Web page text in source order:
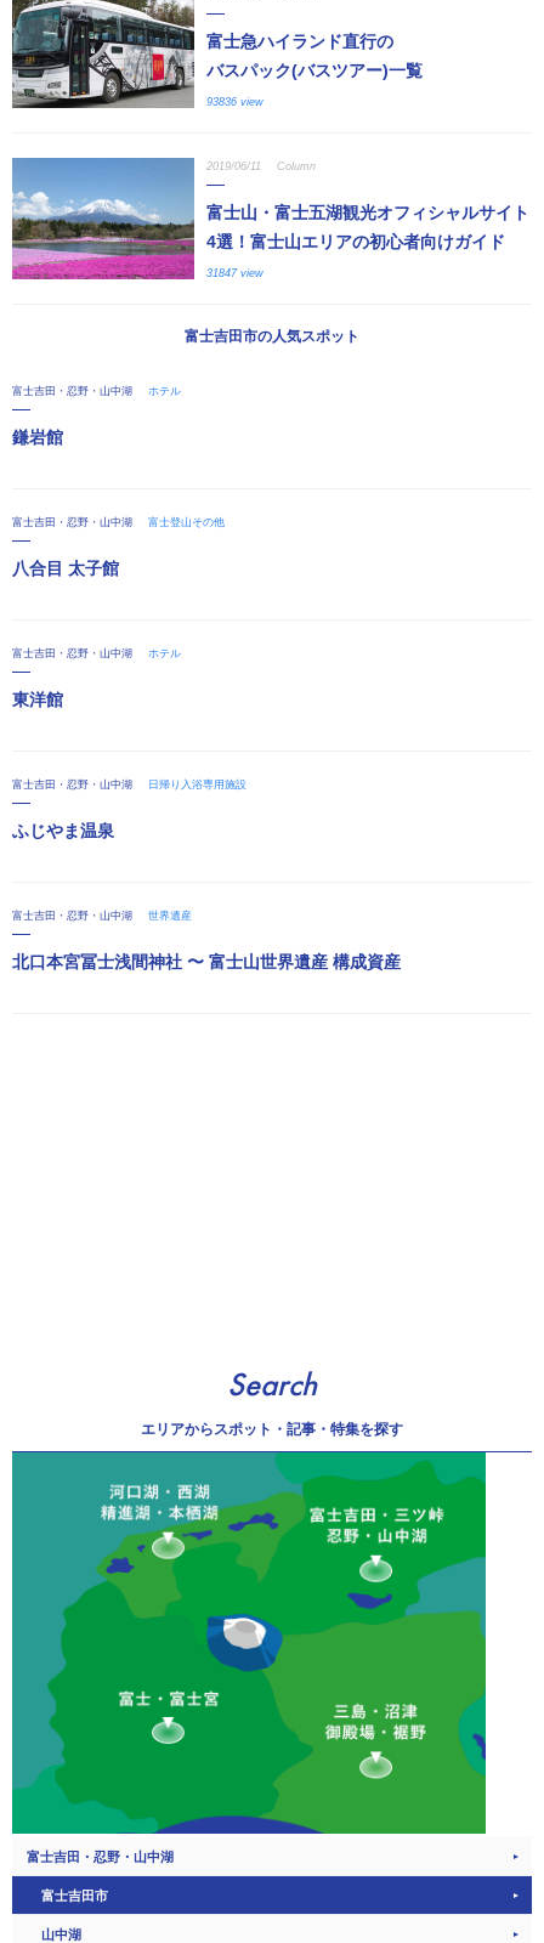
富士急ハイランド直行の
バスパック(バスツアー)一覧
93836 view
2019/06/11 Column
富士山・富士五湖観光オフィシャルサイト
4選！富士山エリアの初心者向けガイド
31847 view
富士吉田市の人気スポット
富士吉田・忍野・山中湖 ホテル
鎌岩館
富士吉田・忍野・山中湖 富士登山その他
八合目 太子館
富士吉田・忍野・山中湖 ホテル
東洋館
富士吉田・忍野・山中湖 日帰り入浴専用施設
ふじやま温泉
富士吉田・忍野・山中湖 世界遺産
北口本宮冨士浅間神社 〜 富士山世界遺産 構成資産
Search
エリアからスポット・記事・特集を探す
富士吉田・忍野・山中湖
富士吉田市
山中湖